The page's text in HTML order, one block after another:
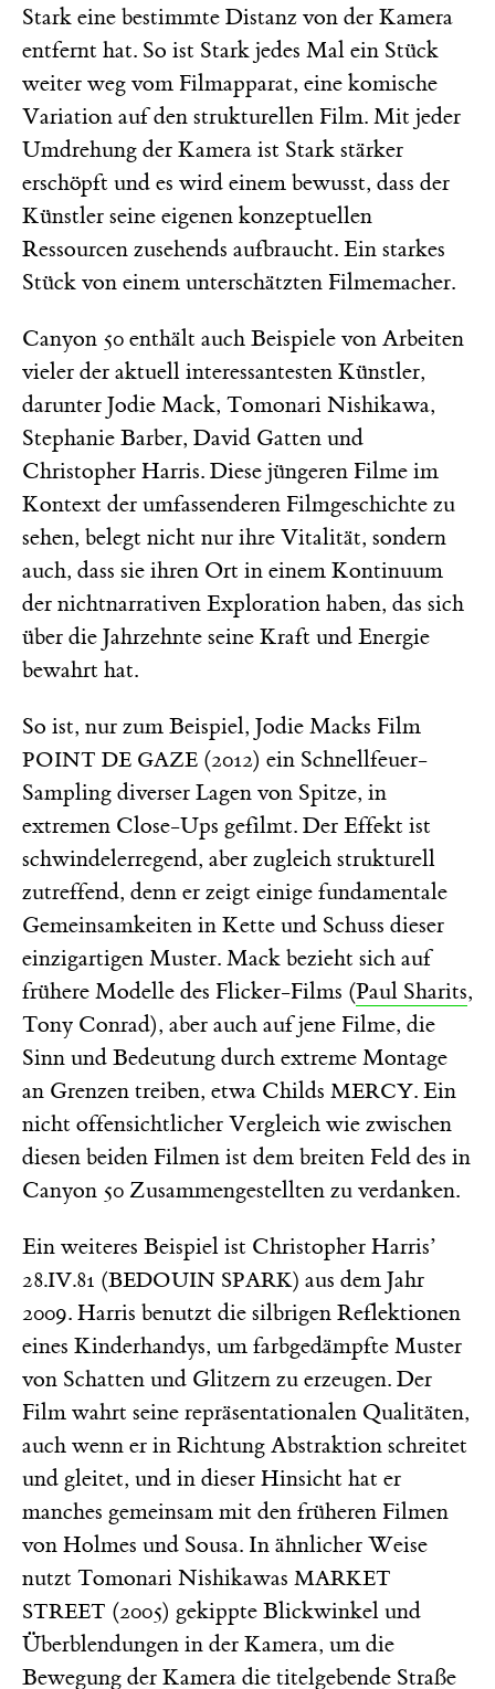
Stark eine bestimmte Distanz von der Kamera
entfernt hat. So ist Stark jedes Mal ein Stück
weiter weg vom Filmapparat, eine komische
Variation auf den strukturellen Film. Mit jeder
Umdrehung der Kamera ist Stark stärker
erschöpft und es wird einem bewusst, dass der
Künstler seine eigenen konzeptuellen
Ressourcen zusehends aufbraucht. Ein starkes
Stück von einem unterschätzten Filmemacher.
Canyon 50 enthält auch Beispiele von Arbeiten
vieler der aktuell interessantesten Künstler,
darunter Jodie Mack, Tomonari Nishikawa,
Stephanie Barber, David Gatten und
Christopher Harris. Diese jüngeren Filme im
Kontext der umfassenderen Filmgeschichte zu
sehen, belegt nicht nur ihre Vitalität, sondern
auch, dass sie ihren Ort in einem Kontinuum
der nichtnarrativen Exploration haben, das sich
über die Jahrzehnte seine Kraft und Energie
bewahrt hat.
So ist, nur zum Beispiel, Jodie Macks Film
POINT DE GAZE (2012) ein Schnellfeuer-
Sampling diverser Lagen von Spitze, in
extremen Close-Ups gefilmt. Der Effekt ist
schwindelerregend, aber zugleich strukturell
zutreffend, denn er zeigt einige fundamentale
Gemeinsamkeiten in Kette und Schuss dieser
einzigartigen Muster. Mack bezieht sich auf
frühere Modelle des Flicker-Films (Paul Sharits,
Tony Conrad), aber auch auf jene Filme, die
Sinn und Bedeutung durch extreme Montage
an Grenzen treiben, etwa Childs MERCY. Ein
nicht offensichtlicher Vergleich wie zwischen
diesen beiden Filmen ist dem breiten Feld des in
Canyon 50 Zusammengestellten zu verdanken.
Ein weiteres Beispiel ist Christopher Harris’
28.IV.81 (BEDOUIN SPARK) aus dem Jahr
2009. Harris benutzt die silbrigen Reflektionen
eines Kinderhandys, um farbgedämpfte Muster
von Schatten und Glitzern zu erzeugen. Der
Film wahrt seine repräsentationalen Qualitäten,
auch wenn er in Richtung Abstraktion schreitet
und gleitet, und in dieser Hinsicht hat er
manches gemeinsam mit den früheren Filmen
von Holmes und Sousa. In ähnlicher Weise
nutzt Tomonari Nishikawas MARKET
STREET (2005) gekippte Blickwinkel und
Überblendungen in der Kamera, um die
Bewegung der Kamera die titelgebende Straße